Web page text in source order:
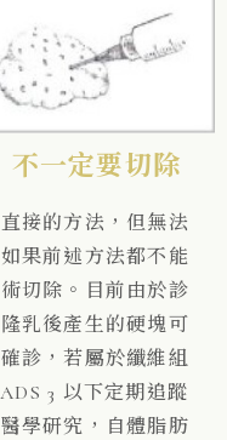
不一定要切除
接的方法，但無法
果前述方法都不能
切除。目前由於診
乳後產生的硬塊可
診，若屬於纖維組
3 以下定期追蹤
學研究，自體脂肪